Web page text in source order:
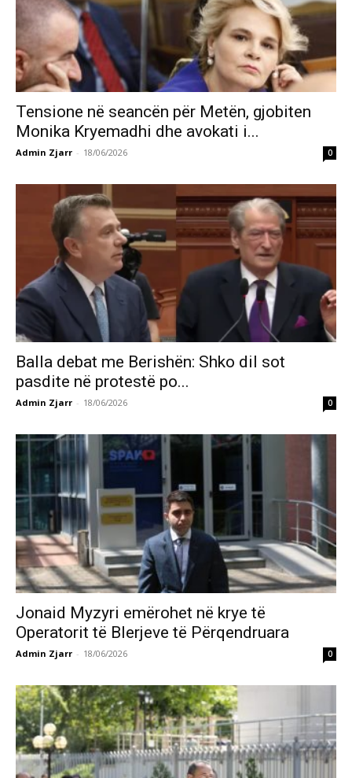
Tensione në seancën për Metën, gjobiten
Monika Kryemadhi dhe avokati i...
Admin Zjarr - 18/06/2026 0
Balla debat me Berishën: Shko dil sot
pasdite në protestë po...
Admin Zjarr - 18/06/2026 0
Jonaid Myzyri emërohet në krye të
Operatorit të Blerjeve të Përqendruara
Admin Zjarr - 18/06/2026 0